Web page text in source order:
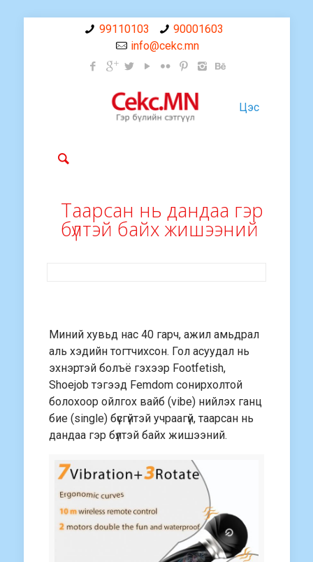
99110103
90001603
info@cekc.mn
Цэс
Таарсан нь дандаа гэр
бүлтэй байх жишээний
Миний хувьд нас 40 гарч, ажил амьдрал
аль хэдийн тогтчихсон. Гол асуудал нь
эхнэртэй болъё гэхээр Footfetish,
Shoejob тэгээд Femdom сонирхолтой
болохоор ойлгох вайб (vibe) нийлэх ганц
бие (single) бүсгүйтэй учраагүй, таарсан нь
дандаа гэр бүлтэй байх жишээний.